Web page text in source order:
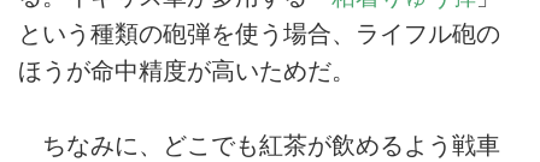
という種類の砲弾を使う場合、ライフル砲の
ほうが命中精度が高いためだ。
ちなみに、どこでも紅茶が飲めるよう戦車